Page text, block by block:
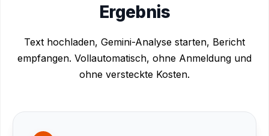
Ergebnis
Text hochladen, Gemini-Analyse starten, Bericht
empfangen. Vollautomatisch, ohne Anmeldung und
ohne versteckte Kosten.